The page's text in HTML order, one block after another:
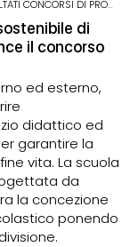
CONCORSI DI PROGETTAZIONE
di
il concorso
ed esterno,
didattico ed
garantire la
vita. La scuola
da
la concezione
ponendo